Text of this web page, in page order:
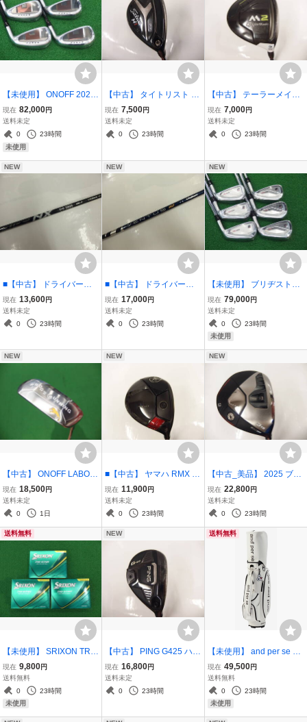
【未使用】 ONOFF 2026
AKA アイアン #7-P (4本
セット) SMOOTH KICK M
P-526I SRシャフト / オノ
フ 赤
現在 82,000円
送料未定
0
23時間
未使用
【中古】 タイトリスト 81
8H1 ユーティリティ 23度
AMT TOUR WHITE S200
シャフト
現在 7,500円
送料未定
0
23時間
【中古】 テーラーメイド
2017 M2 フェアウェイウ
ッド FW3 (15度) Tour AD
GP-6 Sシャフト
現在 7,000円
送料未定
0
23時間
NEW
■【中古】 ドライバー用
シャフト単品 SPEEDER
NX BLACK 60 フレック
ス:X / スピーダー NX ブラ
現在 13,600円
送料未定
0
23時間
NEW
■【中古】 ドライバー用
シャフト単品 VENTUS T
R BLUE 7 フレックス:X /
ベンタス TRブルー 7X フ
現在 17,000円
送料未定
0
23時間
NEW
【未使用】 ブリヂストン
242CB+ アイアン #5-P(6
本セット) N.S.PRO 950G
H neo Sシャフト
現在 79,000円
送料未定
0
23時間
未使用
NEW
【中古】 ONOFF LABOS
PEC FROG'S RUNNING
NS 950GH neo WEDGE /
オノフ ラボスペック フロ
ジ / チッパー メンズ
現在 18,500円
送料未定
0
1日
NEW
■【中古】 ヤマハ RMX V
D/F フェアウェイウッド F
W3 (15度) SPEEDER NX
BLACK 50 Sシャフト / リ
NX ブラック 50S
現在 11,900円
送料未定
0
23時間
NEW
【中古_美品】 2025 ブリ
ヂストン BX2HT フェアウ
ェイウッド FW3 (15度) V
ANQUISH BS50 SRシャ
現在 22,800円
送料未定
0
23時間
送料無料
【未使用】 SRIXON TRI-
STAR パッションイエロ
ー 3ダースセット (36球)
/ 2026年モデル スリク
ソン トライスター
現在 9,800円
送料無料
0
23時間
未使用
NEW
【中古】 PING G425 ハイ
ブリッド #3 (19度) N.S.P
RO Zelos7 Sシャフト / ピ
ン G425 ユーティリティ
現在 16,800円
送料未定
0
23時間
送料無料
【未使用】 and per se ア
ンパスィ キャディバッグ
AUS7306 / 9型 ホワイト
現在 49,500円
送料無料
0
23時間
未使用